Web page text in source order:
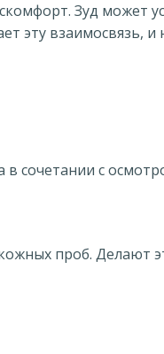
Зуд может
эту взаимосвязь,
сочетании с
проб. Делают